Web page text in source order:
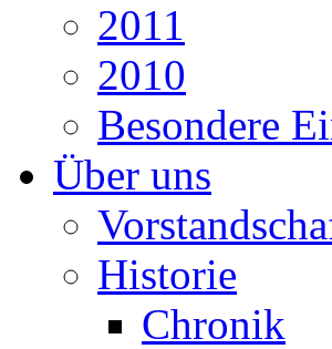
2011
2010
Besondere
Über uns
Historie
Chronik